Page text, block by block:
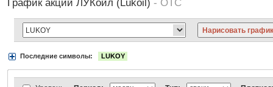
График акций ЛУКойл (Lukoil) - OTC
Последние символы:
LUKOY
АДР Нью-Йорк:
Вымпелком Газпром Газпромнефть Киви ЛУКойл